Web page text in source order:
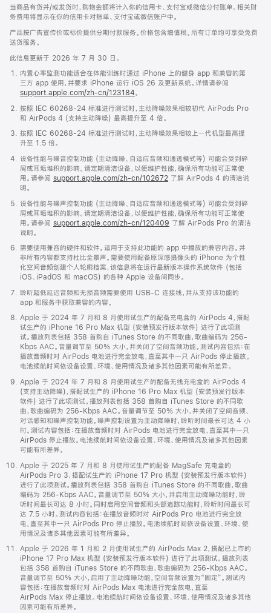
当商品有货并/或发货时，购物金额将计入你的信用卡、支付宝或微信分付账单。相关财
务费用将显示在你的信用卡对账单、支付宝或微信账户中。
产品按广告宣传价或标价提供分期付款服务。价格包含增值税。所有订单均可享受免费
送货服务。
此信息更新于 2026 年 7 月 30 日。
内置心率监测功能适合在体能训练时通过 iPhone 上的健身 app 和兼容的第
三方 app 使用，并要求 iPhone 运行 iOS 26 及更新系统。详情请参阅
support.apple.com/zh-cn/123184。
按照 IEC 60268-24 标准进行测试时，主动降噪效果相较初代 AirPods Pro
和 AirPods 4 (支持主动降噪) 最高提升至 4 倍。
按照 IEC 60268-24 标准进行测试时，主动降噪效果相较上一代机型最高提
升至 1.5 倍。
设备性能与噪音控制功能 (主动降噪、自适应音频和通透模式等) 可能会受到碎
屑或耳垢堆积的影响。请定期清洁设备，以便维护性能，确保所有功能可正常使
用。请参阅 support.apple.com/zh-cn/102672 了解 AirPods 4 的清洁说
明。
设备性能与噪声控制功能 (主动降噪、自适应音频和通透模式等) 可能会受到碎
屑或耳垢堆积的影响。请定期清洁设备，以便维护性能，确保所有功能可正常使
用。请参阅 support.apple.com/zh-cn/120409 了解 AirPods Pro 的清洁
说明。
需要使用兼容的硬件和软件。适用于支持此功能的 app 中播放的兼容内容。并
非所有内容都支持杜比全景声。需要使用配备原深感摄像头的 iPhone 为个性
化空间音频创建个人轮廓档案，该信息将在运行最新版本操作系统软件 (包括
iOS、iPadOS 和 macOS) 的各种 Apple 设备间同步。
聆听超低延迟音频和无损音频需要使用 USB-C 连接线，并从支持该功能的
app 和服务中获取兼容的内容。
Apple 于 2024 年 7 月和 8 月使用试生产的配备充电盒的 AirPods 4，搭配
试生产的 iPhone 16 Pro Max 机型 (安装预发行版本软件) 进行了此项测
试。播放列表包括 358 首购自 iTunes Store 的不同歌曲，歌曲编码为 256-
Kbps AAC。音量调节至 50% 大小，并关闭了空间音频功能。测试内容包括：在
播放音频时对 AirPods 电池进行完全放电，直至其中一只 AirPods 停止播放。
电池续航时间依设备设置、环境、使用情况及诸多其他因素可能有所差异。
Apple 于 2024 年 7 月和 8 月使用试生产的配备无线充电盒的 AirPods 4
(支持主动降噪)，搭配试生产的 iPhone 16 Pro Max 机型 (安装预发行版本
软件) 进行了此项测试。播放列表包括 358 首购自 iTunes Store 的不同歌
曲，歌曲编码为 256-Kbps AAC。音量调节至 50% 大小，并关闭了空间音频、
对话感知和噪声控制功能。噪声控制设置为主动降噪时，聆听时间最长可达 4 小
时。测试内容包括：在播放音频时对 AirPods 电池进行完全放电，直至其中一只
AirPods 停止播放。电池续航时间依设备设置、环境、使用情况及诸多其他因素
可能有所差异。
Apple 于 2025 年 7 月和 8 月使用试生产的配备 MagSafe 充电盒的
AirPods Pro 3，搭配试生产的 iPhone 17 Pro 机型 (安装预发行版本软件)
进行了此项测试。播放列表包括 358 首购自 iTunes Store 的不同歌曲，歌曲
编码为 256-Kbps AAC。音量调节至 50% 大小，并启用主动降噪功能时，聆
听时间最长可达 8 小时。同时启用空间音频和头部追踪功能时，聆听时间最长可
达 7.5 小时。测试内容包括：在播放音频时对 AirPods Pro 电池进行完全放
电，直至其中一只 AirPods Pro 停止播放。电池续航时间依设备设置、环境、使
用情况及诸多其他因素可能有所差异。
Apple 于 2026 年 1 月和 2 月使用试生产的 AirPods Max 2，搭配已上市的
iPhone 17 Pro Max 机型 (安装预发行版本软件) 进行了此项测试。播放列表
包括 358 首购自 iTunes Store 的不同歌曲，歌曲编码为 256-Kbps AAC。
音量调节至 50% 大小，启用了主动降噪功能，空间音频设置为“固定”。测试内
容包括：在播放音频时对 AirPods Max 电池进行完全放电，直至
AirPods Max 停止播放。电池续航时间依设备设置、环境、使用情况及诸多其他
因素可能有所差异。